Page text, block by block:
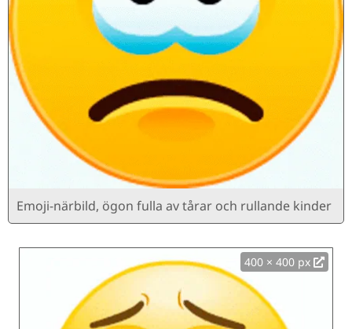
Emoji-närbild, ögon fulla av tårar och rullande kinder
400 × 400 px